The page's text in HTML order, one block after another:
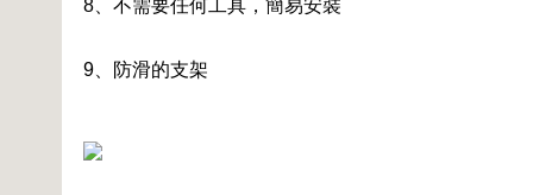
8、不需要任何工具，簡易安裝
9、防滑的支架